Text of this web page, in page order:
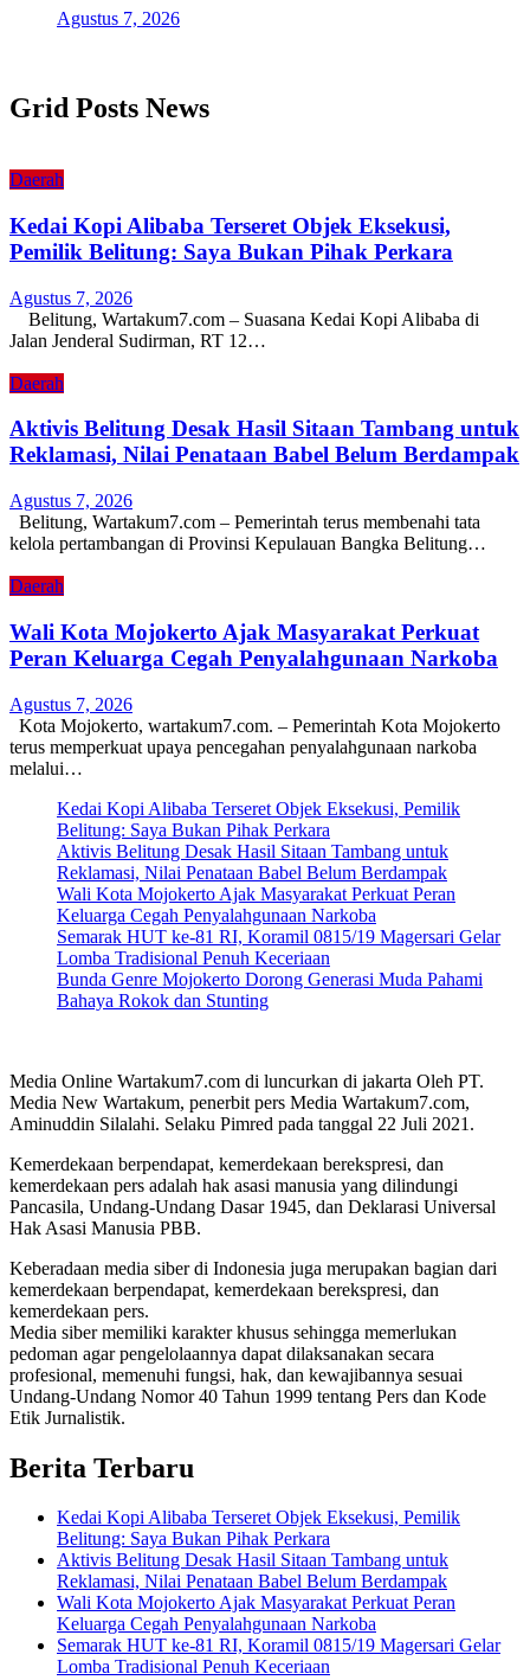
Agustus 7, 2026
Grid Posts News
Daerah
Kedai Kopi Alibaba Terseret Objek Eksekusi,
Pemilik Belitung: Saya Bukan Pihak Perkara
Agustus 7, 2026
Belitung, Wartakum7.com – Suasana Kedai Kopi Alibaba di
Jalan Jenderal Sudirman, RT 12…
Daerah
Aktivis Belitung Desak Hasil Sitaan Tambang untuk
Reklamasi, Nilai Penataan Babel Belum Berdampak
Agustus 7, 2026
Belitung, Wartakum7.com – Pemerintah terus membenahi tata
kelola pertambangan di Provinsi Kepulauan Bangka Belitung…
Daerah
Wali Kota Mojokerto Ajak Masyarakat Perkuat
Peran Keluarga Cegah Penyalahgunaan Narkoba
Agustus 7, 2026
Kota Mojokerto, wartakum7.com. – Pemerintah Kota Mojokerto
terus memperkuat upaya pencegahan penyalahgunaan narkoba
melalui…
Kedai Kopi Alibaba Terseret Objek Eksekusi, Pemilik
Belitung: Saya Bukan Pihak Perkara
Aktivis Belitung Desak Hasil Sitaan Tambang untuk
Reklamasi, Nilai Penataan Babel Belum Berdampak
Wali Kota Mojokerto Ajak Masyarakat Perkuat Peran
Keluarga Cegah Penyalahgunaan Narkoba
Semarak HUT ke-81 RI, Koramil 0815/19 Magersari Gelar
Lomba Tradisional Penuh Keceriaan
Bunda Genre Mojokerto Dorong Generasi Muda Pahami
Bahaya Rokok dan Stunting
Media Online Wartakum7.com di luncurkan di jakarta Oleh PT.
Media New Wartakum, penerbit pers Media Wartakum7.com,
Aminuddin Silalahi. Selaku Pimred pada tanggal 22 Juli 2021.
Kemerdekaan berpendapat, kemerdekaan berekspresi, dan
kemerdekaan pers adalah hak asasi manusia yang dilindungi
Pancasila, Undang-Undang Dasar 1945, dan Deklarasi Universal
Hak Asasi Manusia PBB.
Keberadaan media siber di Indonesia juga merupakan bagian dari
kemerdekaan berpendapat, kemerdekaan berekspresi, dan
kemerdekaan pers.
Media siber memiliki karakter khusus sehingga memerlukan
pedoman agar pengelolaannya dapat dilaksanakan secara
profesional, memenuhi fungsi, hak, dan kewajibannya sesuai
Undang-Undang Nomor 40 Tahun 1999 tentang Pers dan Kode
Etik Jurnalistik.
Berita Terbaru
Kedai Kopi Alibaba Terseret Objek Eksekusi, Pemilik
Belitung: Saya Bukan Pihak Perkara
Aktivis Belitung Desak Hasil Sitaan Tambang untuk
Reklamasi, Nilai Penataan Babel Belum Berdampak
Wali Kota Mojokerto Ajak Masyarakat Perkuat Peran
Keluarga Cegah Penyalahgunaan Narkoba
Semarak HUT ke-81 RI, Koramil 0815/19 Magersari Gelar
Lomba Tradisional Penuh Keceriaan